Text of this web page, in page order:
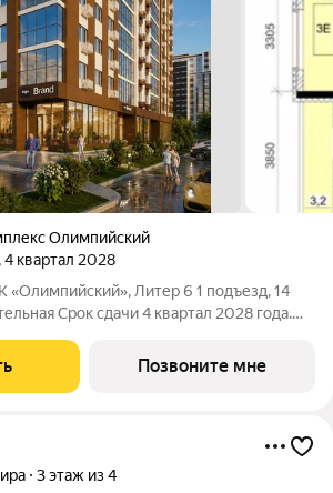
Олимпийский
, 4 квартал 2028
Литер 6 1 подъезд, 14
или пишите, чтобы узнать все
планировок в
Позвоните мне
3 этаж из 4